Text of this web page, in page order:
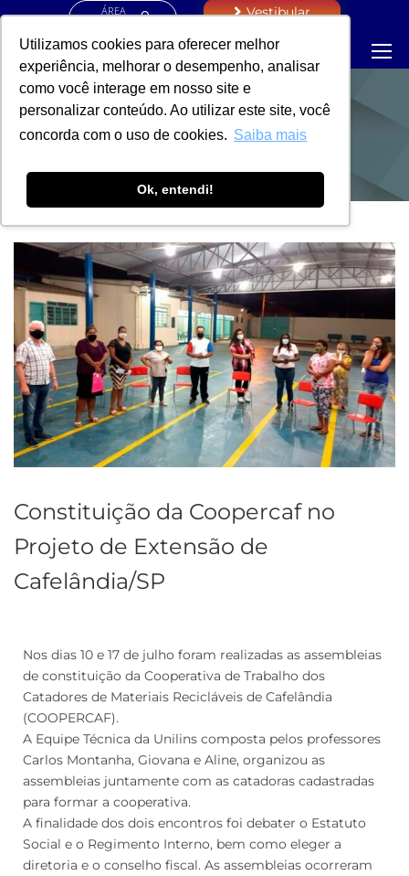
Utilizamos cookies para oferecer melhor
experiência, melhorar o desempenho, analisar
como você interage em nosso site e
personalizar conteúdo. Ao utilizar este site, você
concorda com o uso de cookies. Saiba mais
Ok, entendi!
ÁREA
Vestibular
NOTÍCIAS
Constituição da Coopercaf no
Projeto de Extensão de
Cafelândia/SP
Nos dias 10 e 17 de julho foram realizadas as assembleias
de constituição da Cooperativa de Trabalho dos
Catadores de Materiais Recicláveis de Cafelândia
(COOPERCAF).
A Equipe Técnica da Unilins composta pelos professores
Carlos Montanha, Giovana e Aline, organizou as
assembleias juntamente com as catadoras cadastradas
para formar a cooperativa.
A finalidade dos dois encontros foi debater o Estatuto
Social e o Regimento Interno, bem como eleger a
diretoria e o conselho fiscal. As assembleias ocorreram